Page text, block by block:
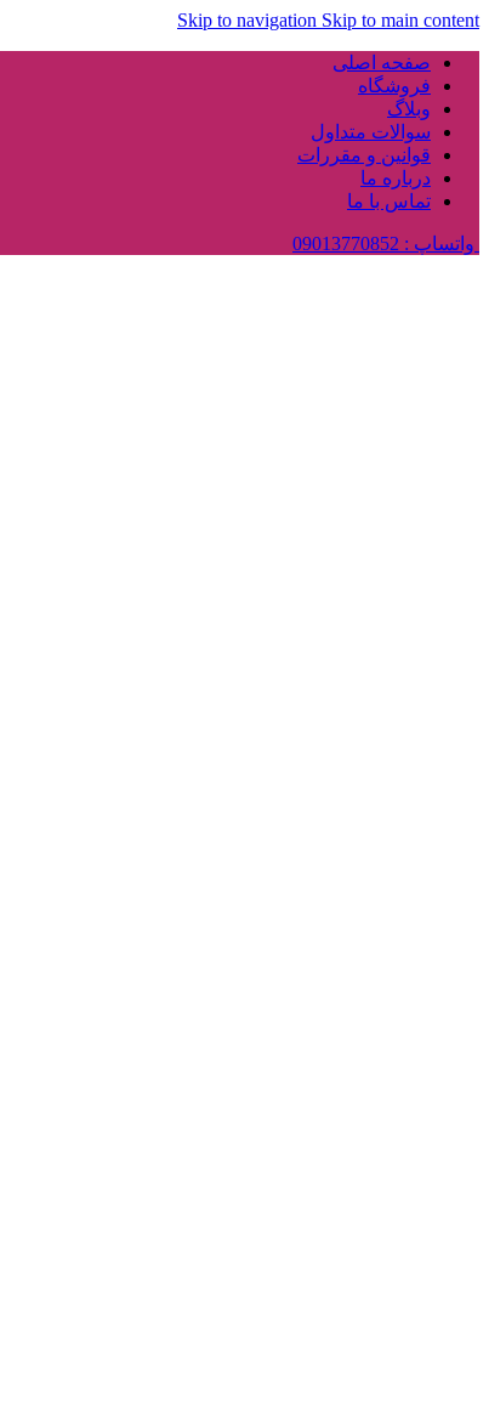
Skip to navigation Skip to main content
صفحه اصلی
فروشگاه
وبلاگ
سوالات متداول
قوانین و مقررات
درباره ما
تماس با ما
واتساپ : 09013770852